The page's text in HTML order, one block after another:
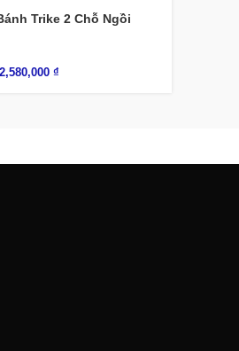
Trike 2 Chỗ Ngồi
2,580,000 ₫